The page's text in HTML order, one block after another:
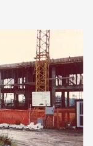
in mano” per
tempi certi e